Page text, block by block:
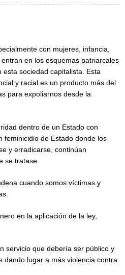
con mujeres, infancia,
en los esquemas patriarcales
sociedad capitalista. Esta
y racial es un producto más del
para expoliarnos desde la
dentro de un Estado con
feminicidio de Estado donde los
y erradicarse, continúan
se tratase.
cuando somos víctimas y
en la aplicación de la ley,
servicio que debería ser público y
dando lugar a más violencia contra